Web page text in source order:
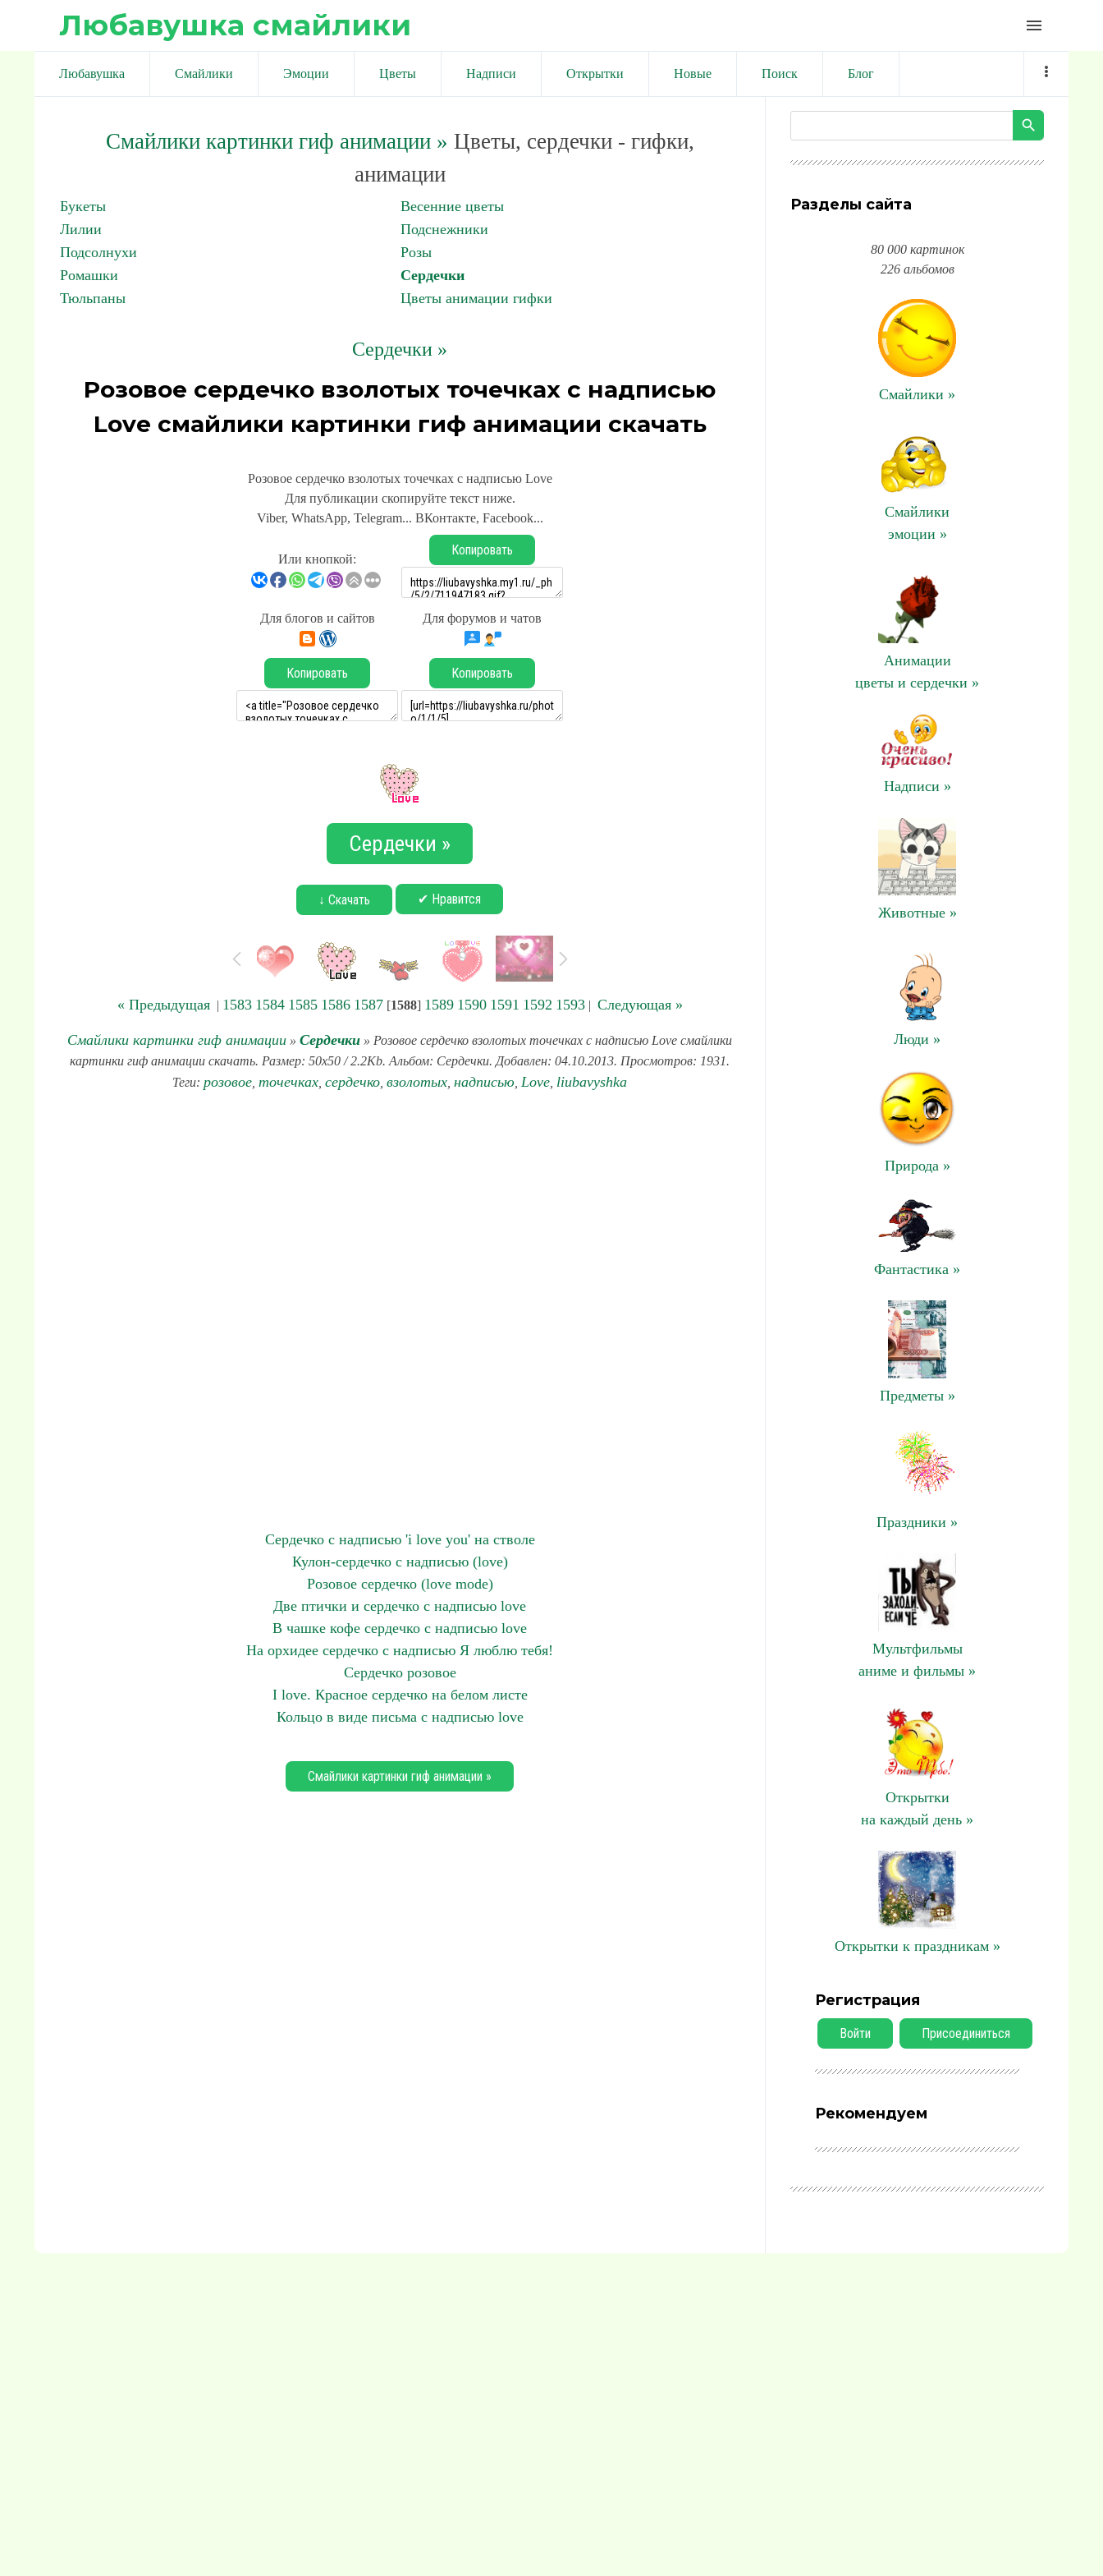
Любавушка смайлики menu
Любавушка Смайлики Эмоции Цветы Надписи Открытки Новые Поиск Блог
Смайлики картинки гиф анимации» Цветы, сердечки - гифки,
анимации
Букеты
Весенние цветы
Лилии
Подснежники
Подсолнухи
Розы
Ромашки
Сердечки
Тюльпаны
Цветы анимации гифки
Сердечки »
Розовое сердечко взолотых точечках с надписью
Love смайлики картинки гиф анимации скачать
Розовое сердечко взолотых точечках с надписью Love
Для публикации скопируйте текст ниже.
Viber, WhatsApp, Telegram... ВКонтакте, Facebook...
Или кнопкой:
Копировать
Для блогов и сайтов Для форумов и чатов
Копировать Копировать
Сердечки »
↓ Скачать ✔ Нравится
« Предыдущая| 1583 1584 1585 1586 1587[1588] 1589 1590 1591 1592 1593| Следующая »
Смайлики картинки гиф анимации » Сердечки » Розовое сердечко взолотых точечках с надписью Love смайлики
картинки гиф анимации скачать. Размер: 50x50 / 2.2Kb. Альбом: Сердечки. Добавлен: 04.10.2013. Просмотров: 1931.
Теги: розовое точечках сердечко взолотых надписью Love liubavyshka
Сердечко с надписью 'i love you' на стволе
Кулон-сердечко с надписью (love)
Розовое сердечко (love mode)
Две птички и сердечко с надписью love
В чашке кофе сердечко с надписью love
На орхидее сердечко с надписью Я люблю тебя!
Сердечко розовое
I love. Красное сердечко на белом листе
Кольцо в виде письма с надписью love
Смайлики картинки гиф анимации »
Разделы сайта
80 000 картинок
226 альбомов
Смайлики »
Смайлики
эмоции »
Анимации
цветы и сердечки »
Надписи »
Животные »
Люди »
Природа »
Фантастика »
Предметы »
Праздники »
Мультфильмы
аниме и фильмы »
Открытки
на каждый день »
Открытки к праздникам »
Регистрация
Войти Присоединиться
Рекомендуем